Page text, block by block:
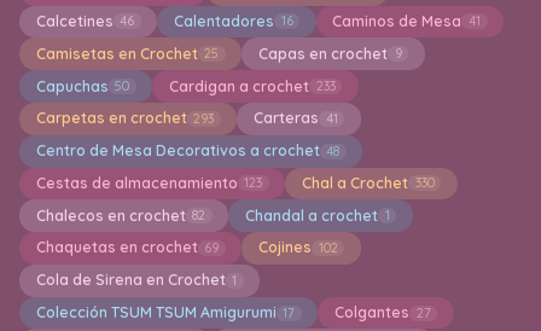
Calcetines 46 Calentadores 16 Caminos de Mesa 41
Camisetas en Crochet 25 Capas en crochet 9
Capuchas 50 Cardigan a crochet 233
Carpetas en crochet 293 Carteras 41
Centro de Mesa Decorativos a crochet 48
Cestas de almacenamiento 123 Chal a Crochet 330
Chalecos en crochet 82 Chandal a crochet 1
Chaquetas en crochet 69 Cojines 102
Cola de Sirena en Crochet 1
Colección TSUM TSUM Amigurumi 17 Colgantes 27